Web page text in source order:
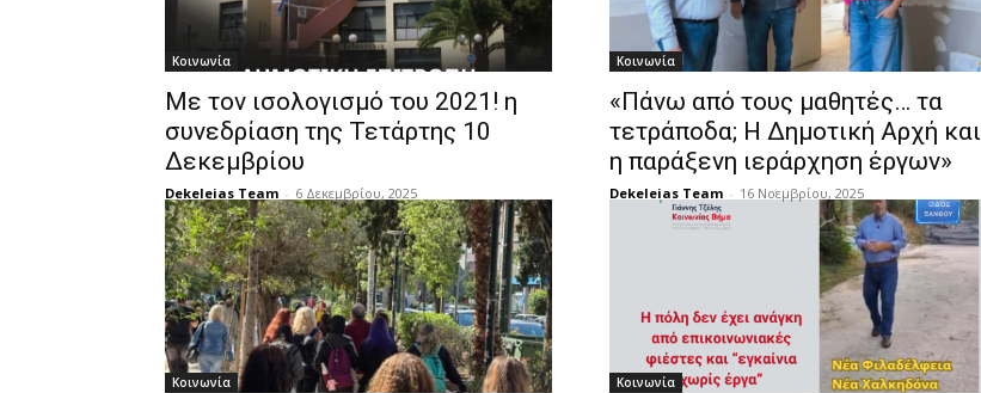
Κοινωνία
Με τον ισολογισμό του 2021! η
συνεδρίαση της Τετάρτης 10
Δεκεμβρίου
Dekeleias Team - 6 Δεκεμβρίου, 2025
Κοινωνία
«Πάνω από τους μαθητές… τα
τετράποδα; Η Δημοτική Αρχή και
η παράξενη ιεράρχηση έργων»
Dekeleias Team - 16 Νοεμβρίου, 2025
Κοινωνία Κοινωνία